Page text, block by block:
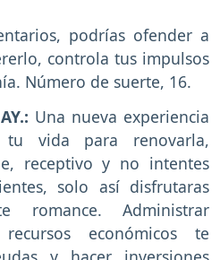
podrías ofender a
controla tus impulsos
Número de suerte, 16.
Una nueva experiencia
vida para renovarla,
receptivo y no intentes
solo así disfrutaras
romance. Administrar
económicos te